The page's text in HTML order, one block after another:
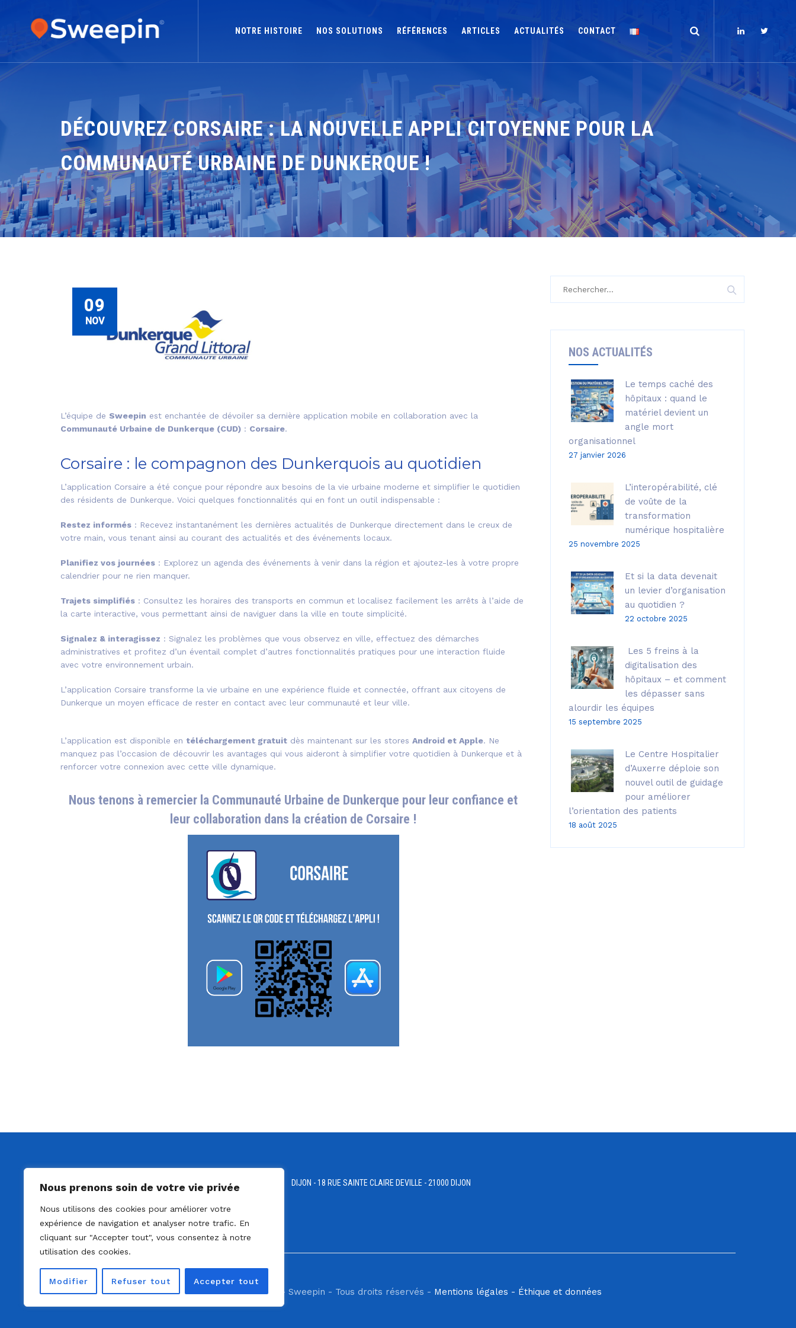
Nous prenons soin de votre vie privée
Nous utilisons des cookies pour améliorer votre
expérience de navigation et analyser notre trafic. En
cliquant sur "Accepter tout", vous consentez à notre
utilisation des cookies.
Modifier Refuser tout Accepter tout
NOTRE HISTOIRE NOS SOLUTIONS RÉFÉRENCES ARTICLES ACTUALITÉS CONTACT
DÉCOUVREZ CORSAIRE : LA NOUVELLE APPLI CITOYENNE POUR LA
COMMUNAUTÉ URBAINE DE DUNKERQUE !
09
NOV
L’équipe de Sweepin est enchantée de dévoiler sa dernière application mobile en collaboration avec la
Communauté Urbaine de Dunkerque (CUD) : Corsaire.
Corsaire : le compagnon des Dunkerquois au quotidien
L’application Corsaire a été conçue pour répondre aux besoins de la vie urbaine moderne et simplifier le quotidien
des résidents de Dunkerque. Voici quelques fonctionnalités qui en font un outil indispensable :
Restez informés : Recevez instantanément les dernières actualités de Dunkerque directement dans le creux de
votre main, vous tenant ainsi au courant des actualités et des événements locaux.
Planifiez vos journées : Explorez un agenda des événements à venir dans la région et ajoutez-les à votre propre
calendrier pour ne rien manquer.
Trajets simplifiés : Consultez les horaires des transports en commun et localisez facilement les arrêts à l’aide de
la carte interactive, vous permettant ainsi de naviguer dans la ville en toute simplicité.
Signalez & interagissez : Signalez les problèmes que vous observez en ville, effectuez des démarches
administratives et profitez d’un éventail complet d’autres fonctionnalités pratiques pour une interaction fluide
avec votre environnement urbain.
L’application Corsaire transforme la vie urbaine en une expérience fluide et connectée, offrant aux citoyens de
Dunkerque un moyen efficace de rester en contact avec leur communauté et leur ville.
L’application est disponible en téléchargement gratuit dès maintenant sur les stores Android et Apple. Ne
manquez pas l’occasion de découvrir les avantages qui vous aideront à simplifier votre quotidien à Dunkerque et à
renforcer votre connexion avec cette ville dynamique.
Nous tenons à remercier la Communauté Urbaine de Dunkerque pour leur confiance et
leur collaboration dans la création de Corsaire !
NOS ACTUALITÉS
Le temps caché des
hôpitaux : quand le
matériel devient un
angle mort
organisationnel
27 janvier 2026
L’interopérabilité, clé
de voûte de la
transformation
numérique hospitalière
25 novembre 2025
Et si la data devenait
un levier d’organisation
au quotidien ?
22 octobre 2025
Les 5 freins à la
digitalisation des
hôpitaux – et comment
les dépasser sans
alourdir les équipes
15 septembre 2025
Le Centre Hospitalier
d’Auxerre déploie son
nouvel outil de guidage
pour améliorer
l’orientation des patients
18 août 2025
DIJON - 18 RUE SAINTE CLAIRE DEVILLE - 21000 DIJON
© 2022 - Solo Agilis - Sweepin - Tous droits réservés - Mentions légales - Éthique et données